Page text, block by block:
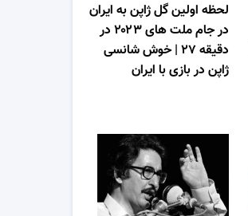
لحظه اولین گل ژاپن به ایران
در جام ملت های ۲۰۲۳ در
دقیقه ۲۷ | خوش شانسی
ژاپن در بازی با ایران